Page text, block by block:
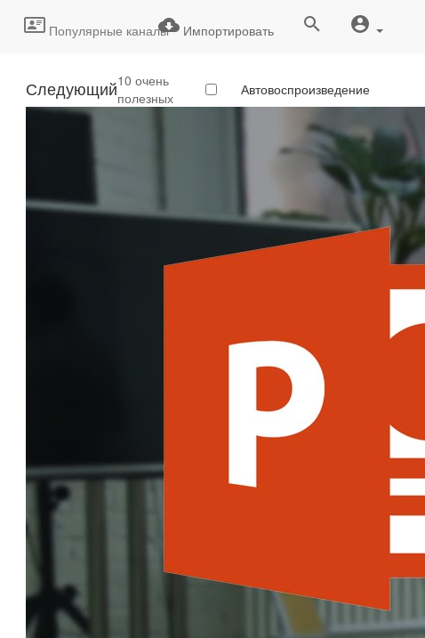
Импортировать
Популярные каналы
Следующий Автовоспроизведение
10 очень
полезных